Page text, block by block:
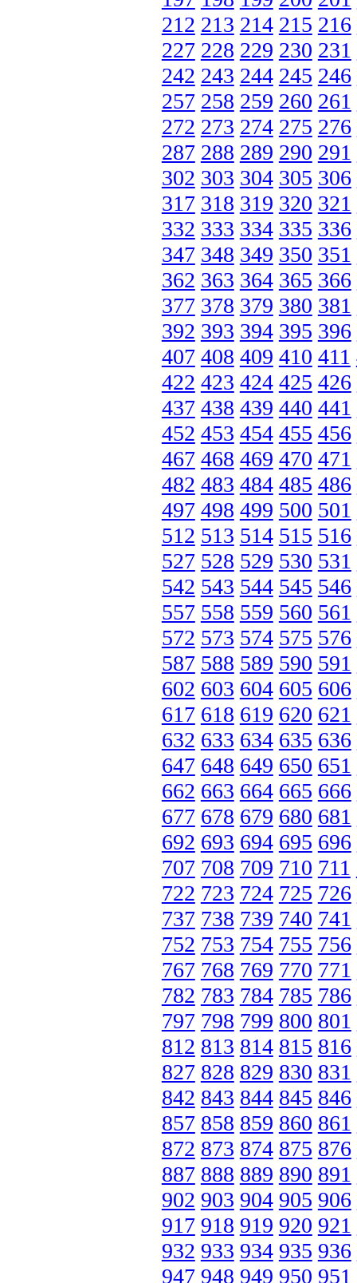
212 213 214 215 216
227 228 229 230 231
242 243 244 245 246
257 258 259 260 261
272 273 274 275 276
287 288 289 290 291
302 303 304 305 306
317 318 319 320 321
332 333 334 335 336
347 348 349 350 351
362 363 364 365 366
377 378 379 380 381
392 393 394 395 396
407 408 409 410 411
422 423 424 425 426
437 438 439 440 441
452 453 454 455 456
467 468 469 470 471
482 483 484 485 486
497 498 499 500 501
512 513 514 515 516
527 528 529 530 531
542 543 544 545 546
557 558 559 560 561
572 573 574 575 576
587 588 589 590 591
602 603 604 605 606
617 618 619 620 621
632 633 634 635 636
647 648 649 650 651
662 663 664 665 666
677 678 679 680 681
692 693 694 695 696
707 708 709 710 711
722 723 724 725 726
737 738 739 740 741
752 753 754 755 756
767 768 769 770 771
782 783 784 785 786
797 798 799 800 801
812 813 814 815 816
827 828 829 830 831
842 843 844 845 846
857 858 859 860 861
872 873 874 875 876
887 888 889 890 891
902 903 904 905 906
917 918 919 920 921
932 933 934 935 936
947 948 949 950 951